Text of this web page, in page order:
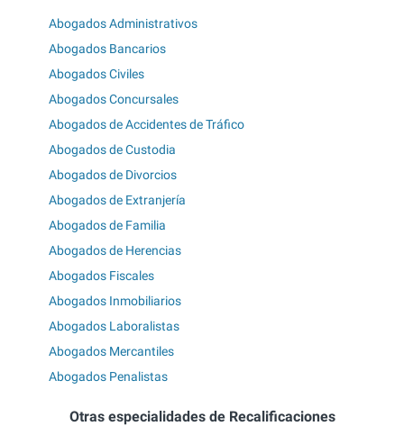
Abogados Administrativos
Abogados Bancarios
Abogados Civiles
Abogados Concursales
Abogados de Accidentes de Tráfico
Abogados de Custodia
Abogados de Divorcios
Abogados de Extranjería
Abogados de Familia
Abogados de Herencias
Abogados Fiscales
Abogados Inmobiliarios
Abogados Laboralistas
Abogados Mercantiles
Abogados Penalistas
Otras especialidades de Recalificaciones